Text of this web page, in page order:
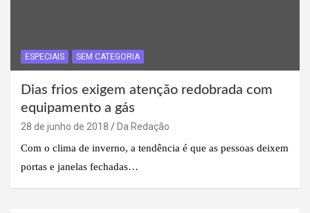
ESPECIAIS SEM CATEGORIA
Dias frios exigem atenção redobrada com
equipamento a gás
28 de junho de 2018
Da Redação
Com o clima de inverno, a tendência é que as pessoas deixem
portas e janelas fechadas…